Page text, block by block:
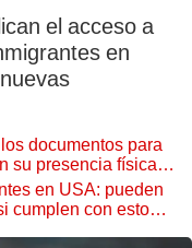
el acceso a
en
documentos para
su presencia física
en USA: pueden
cumplen con estos